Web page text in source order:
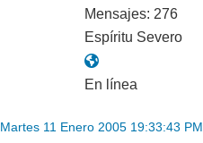
Mensajes: 276
Espíritu Severo
En línea
Martes 11 Enero 2005 19:33:43 PM